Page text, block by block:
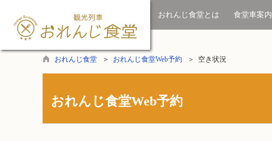
おれんじ食堂とは 食堂車案内
おれんじ食堂 ＞ おれんじ食堂Web予約 ＞ 空き状況
おれんじ食堂Web予約